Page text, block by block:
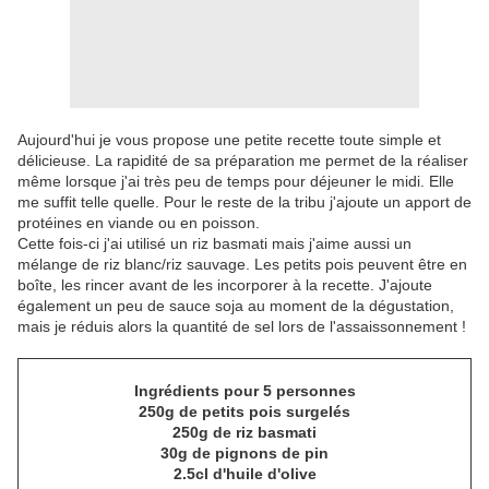
Aujourd'hui je vous propose une petite recette toute simple et
délicieuse. La rapidité de sa préparation me permet de la réaliser
même lorsque j'ai très peu de temps pour déjeuner le midi. Elle
me suffit telle quelle. Pour le reste de la tribu j'ajoute un apport de
protéines en viande ou en poisson.
Cette fois-ci j'ai utilisé un riz basmati mais j'aime aussi un
mélange de riz blanc/riz sauvage. Les petits pois peuvent être en
boîte, les rincer avant de les incorporer à la recette. J'ajoute
également un peu de sauce soja au moment de la dégustation,
mais je réduis alors la quantité de sel lors de l'assaissonnement !
Ingrédients pour 5 personnes
250g de petits pois surgelés
250g de riz basmati
30g de pignons de pin
2.5cl d'huile d'olive